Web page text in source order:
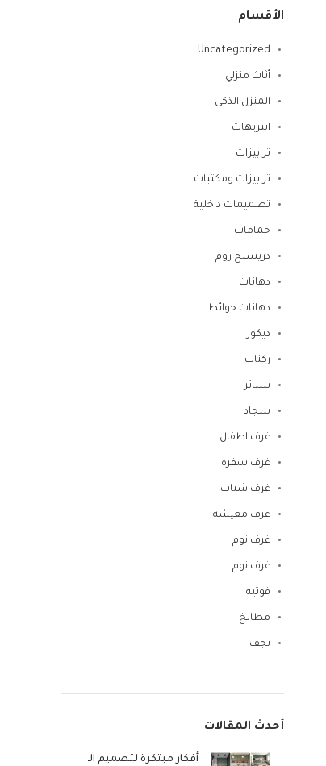
الأقسام
Uncategorized
أثاث منزلي
المنزل الذكى
انتريهات
ترابيزات
ترابيزات ومكتبات
تصميمات داخلية
حمامات
دريسنج روم
دهانات
دهانات حوائط
ديكور
ركنات
ستائر
سجاد
غرف اطفال
غرف سفره
غرف شباب
غرف معيشه
غرف نوم
غرف نوم
فوتيه
مطابخ
نجف
أحدث المقالات
أفكار مبتكرة لتصميم الـ